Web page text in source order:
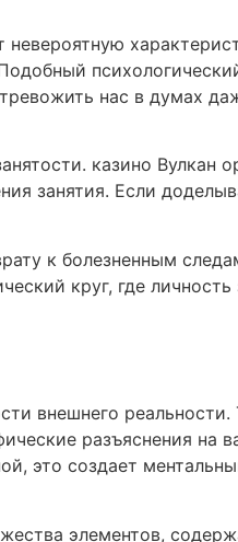
нас в думах
казино Вулкан
занятия. Если
к болезненным
круг, где личность
внешнего реальности.
разъяснения на
это создает
элементов,